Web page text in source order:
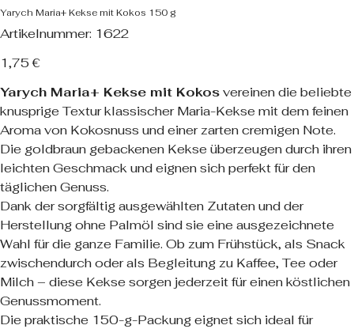
Yarych Maria+ Kekse mit Kokos 150 g
Artikelnummer:
Artikelnummer:
1622
1622
Preis
1,75 €
Yarych Maria+ Kekse mit Kokosvereinen die beliebte
knusprige Textur klassischer Maria-Kekse mit dem feinen
Aroma von Kokosnuss und einer zarten cremigen Note.
Die goldbraun gebackenen Kekse überzeugen durch ihren
leichten Geschmack und eignen sich perfekt für den
täglichen Genuss.
Dank der sorgfältig ausgewählten Zutaten und der
Herstellung ohne Palmöl sind sie eine ausgezeichnete
Wahl für die ganze Familie. Ob zum Frühstück, als Snack
zwischendurch oder als Begleitung zu Kaffee, Tee oder
Milch – diese Kekse sorgen jederzeit für einen köstlichen
Genussmoment.
Die praktische 150-g-Packung eignet sich ideal für